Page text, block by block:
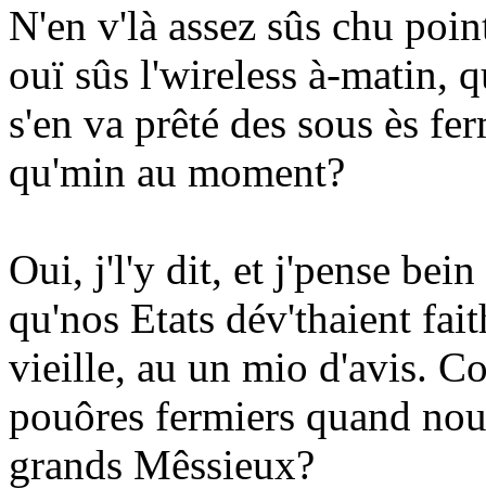
N'en v'là assez sûs chu
ouï sûs l'wireless à-matin,
s'en va prêté des sous ès
qu'min au moment?
Oui, j'l'y dit, et j'pense
qu'nos Etats dév'thaient
vieille, au un mio d'avis.
pouôres fermiers quand
grands Mêssieux?